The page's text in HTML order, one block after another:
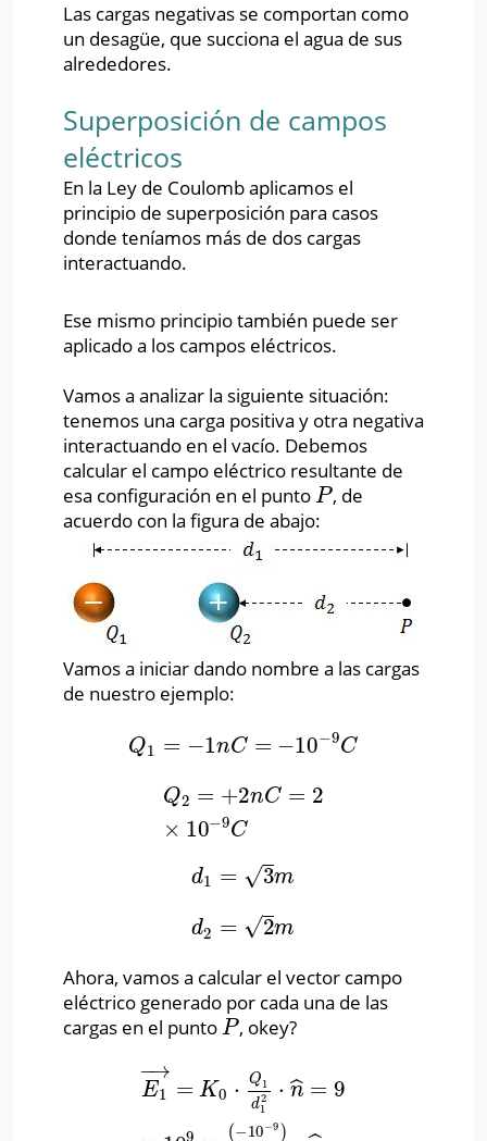
Las cargas negativas se comportan como
un desagüe, que succiona el agua de sus
alrededores.
Superposición de campos
eléctricos
En la Ley de Coulomb aplicamos el
principio de superposición para casos
donde teníamos más de dos cargas
interactuando.
Ese mismo principio también puede ser
aplicado a los campos eléctricos.
Vamos a analizar la siguiente situación:
tenemos una carga positiva y otra negativa
interactuando en el vacío. Debemos
calcular el campo eléctrico resultante de
esa configuración en el punto P
P , de
acuerdo con la figura de abajo:
Vamos a iniciar dando nombre a las cargas
de nuestro ejemplo:
Q1 = −1nC = −10−9C
Q1 =−1 nC=−10 −9 C
Q2 = +2nC = 2
× 10−9C
Q2=+2 nC=2×10− 9C
d1 = 3
√ m
d1 =3m
d2 = 2
√ m
d2 =2m
Ahora, vamos a calcular el vector campo
eléctrico generado por cada una de las
cargas en el punto P
P , okey?
E1
−→
= K0 ⋅ Q1
d2
1
⋅ n
ˆ = 9
(−10−9 )
E1→=K0⋅Q 1 d12 ⋅n^=9× 10